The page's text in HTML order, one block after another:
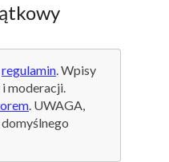
regulamin. Wpisy
moderacji.
. UWAGA,